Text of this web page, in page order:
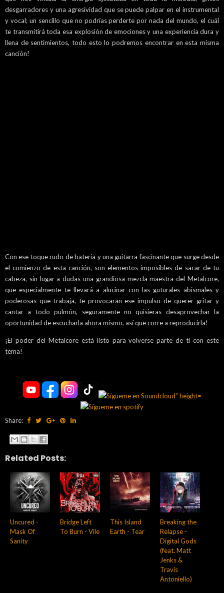
desgarradores y una agresividad que se puede palpar en el instrumental
y vocal; un sencillo que no podrías perderte por nada del mundo, el cuál
te transmitirá toda esa explosión de emociones y una experiencia dura y
llena de sentimientos, todo esto lo podremos encontrar en esta misma
canción!
Con ese toque rudo de batería y una guitarra fascinante que surge desde
el comienzo de esta canción, son elementos imposibles de sacar de tu
cabeza, sin lugar a dudas una grandiosa mezcla maestra del Metalcore,
que especialmente te llevará a alucinar con las guturales abismales y
poderosas que trabaja, te provocaran ese impulso de querer gritar y
cantar a todo pulmón, seguramente no quisieras desaprovechar la
oportunidad de escucharla ahora mismo, así que corre a reproducirla!
¡El poder del Metalcore está listo para volverse parte de ti con este
tema!
Share:
Related Posts:
Uncured -
Mask Of
Sanity
Bridge Left
To Burn - Vile
This Island
Earth - Tear
Breaking the
Relapse -
Digital Gods
(feat. Matt
Jenks &
Travis
Antoniello)